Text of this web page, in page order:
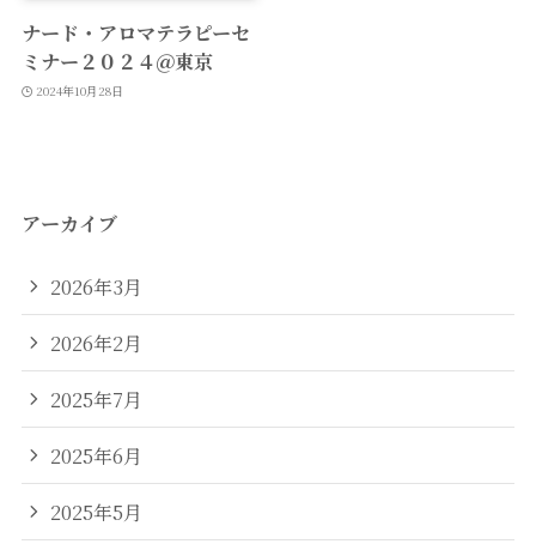
ナード・アロマテラピーセ
ミナー２０２４＠東京
2024年10月28日
アーカイブ
2026年3月
2026年2月
2025年7月
2025年6月
2025年5月